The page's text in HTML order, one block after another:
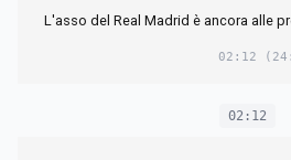
L'asso del Real Madrid è ancora alle
02:12
02:12